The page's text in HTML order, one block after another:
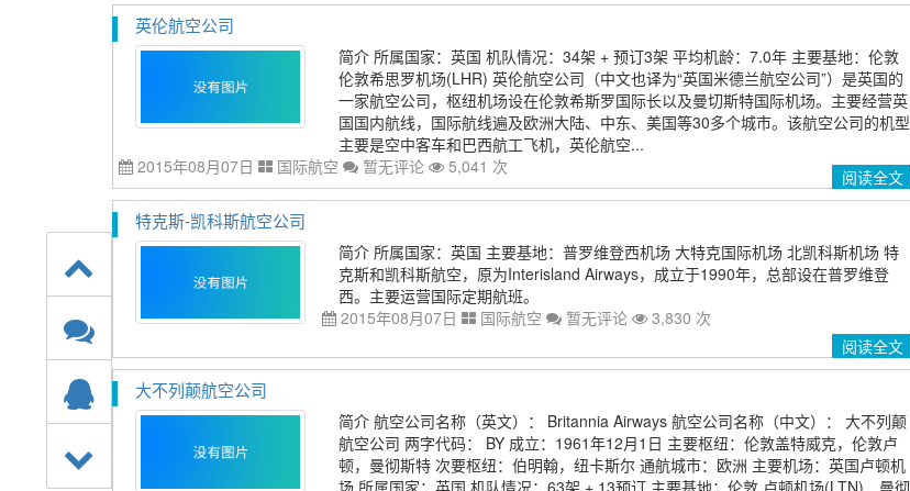
英伦航空公司
简介 所属国家：英国 机队情况：34架 + 预订3架 平均机龄：7.0年 主要基地：伦敦
伦敦希思罗机场(LHR) 英伦航空公司（中文也译为“英国米德兰航空公司”）是英国的
一家航空公司，枢纽机场设在伦敦希斯罗国际长以及曼切斯特国际机场。主要经营英
国国内航线，国际航线遍及欧洲大陆、中东、美国等30多个城市。该航空公司的机型
主要是空中客车和巴西航工飞机，英伦航空...
2015年08月07日
国际航空 暂无评论 5,041 次 阅读全文
特克斯-凯科斯航空公司
简介 所属国家：英国 主要基地：普罗维登西机场 大特克国际机场 北凯科斯机场 特
克斯和凯科斯航空，原为Interisland Airways，成立于1990年，总部设在普罗维登
西。主要运营国际定期航班。
2015年08月07日
国际航空 暂无评论
3,830 次
阅读全文
大不列颠航空公司
简介 航空公司名称（英文）： Britannia Airways 航空公司名称（中文）： 大不列颠
航空公司 两字代码： BY 成立：1961年12月1日 主要枢纽：伦敦盖特威克，伦敦卢
顿，曼彻斯特 次要枢纽：伯明翰，纽卡斯尔 通航城市：欧洲 主要机场：英国卢顿机